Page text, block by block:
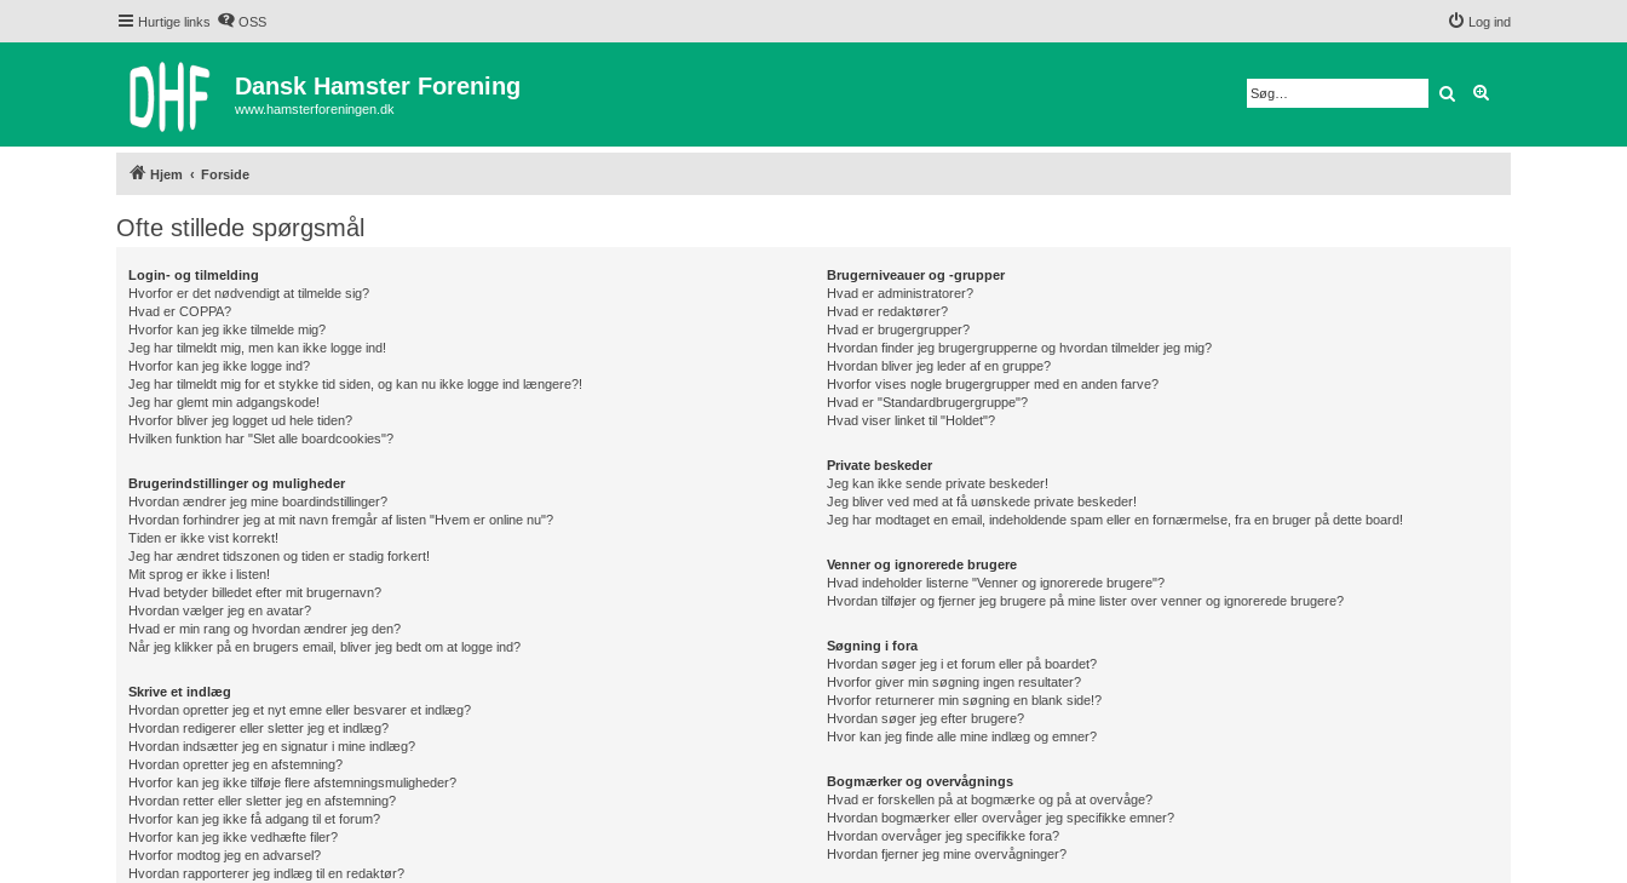
Hurtige links OSS Log ind
Dansk Hamster Forening
www.hamsterforeningen.dk
Søg
Hjem Forside
Ofte stillede spørgsmål
Login- og tilmelding
Hvorfor er det nødvendigt at tilmelde sig?
Hvad er COPPA?
Hvorfor kan jeg ikke tilmelde mig?
Jeg har tilmeldt mig, men kan ikke logge ind!
Hvorfor kan jeg ikke logge ind?
Jeg har tilmeldt mig for et stykke tid siden, og kan nu ikke logge ind længere?!
Jeg har glemt min adgangskode!
Hvorfor bliver jeg logget ud hele tiden?
Hvilken funktion har "Slet alle boardcookies"?
Brugerindstillinger og muligheder
Hvordan ændrer jeg mine boardindstillinger?
Hvordan forhindrer jeg at mit navn fremgår af listen "Hvem er online nu"?
Tiden er ikke vist korrekt!
Jeg har ændret tidszonen og tiden er stadig forkert!
Mit sprog er ikke i listen!
Hvad betyder billedet efter mit brugernavn?
Hvordan vælger jeg en avatar?
Hvad er min rang og hvordan ændrer jeg den?
Når jeg klikker på en brugers email, bliver jeg bedt om at logge ind?
Skrive et indlæg
Hvordan opretter jeg et nyt emne eller besvarer et indlæg?
Hvordan redigerer eller sletter jeg et indlæg?
Hvordan indsætter jeg en signatur i mine indlæg?
Hvordan opretter jeg en afstemning?
Hvorfor kan jeg ikke tilføje flere afstemningsmuligheder?
Hvordan retter eller sletter jeg en afstemning?
Hvorfor kan jeg ikke få adgang til et forum?
Hvorfor kan jeg ikke vedhæfte filer?
Hvorfor modtog jeg en advarsel?
Hvordan rapporterer jeg indlæg til en redaktør?
Brugerniveauer og -grupper
Hvad er administratorer?
Hvad er redaktører?
Hvad er brugergrupper?
Hvordan finder jeg brugergrupperne og hvordan tilmelder jeg mig?
Hvordan bliver jeg leder af en gruppe?
Hvorfor vises nogle brugergrupper med en anden farve?
Hvad er "Standardbrugergruppe"?
Hvad viser linket til "Holdet"?
Private beskeder
Jeg kan ikke sende private beskeder!
Jeg bliver ved med at få uønskede private beskeder!
Jeg har modtaget en email, indeholdende spam eller en fornærmelse, fra en bruger på dette board!
Venner og ignorerede brugere
Hvad indeholder listerne "Venner og ignorerede brugere"?
Hvordan tilføjer og fjerner jeg brugere på mine lister over venner og ignorerede brugere?
Søgning i fora
Hvordan søger jeg i et forum eller på boardet?
Hvorfor giver min søgning ingen resultater?
Hvorfor returnerer min søgning en blank side!?
Hvordan søger jeg efter brugere?
Hvor kan jeg finde alle mine indlæg og emner?
Bogmærker og overvågnings
Hvad er forskellen på at bogmærke og på at overvåge?
Hvordan bogmærker eller overvåger jeg specifikke emner?
Hvordan overvåger jeg specifikke fora?
Hvordan fjerner jeg mine overvågninger?